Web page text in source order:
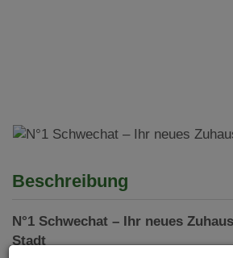
Beschreibung
N°1 Schwechat – Ihr neues
Stadt